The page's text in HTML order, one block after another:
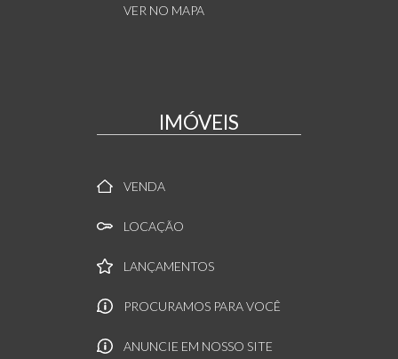
VER NO MAPA
IMÓVEIS
VENDA
LOCAÇÃO
LANÇAMENTOS
PROCURAMOS PARA VOCÊ
ANUNCIE EM NOSSO SITE